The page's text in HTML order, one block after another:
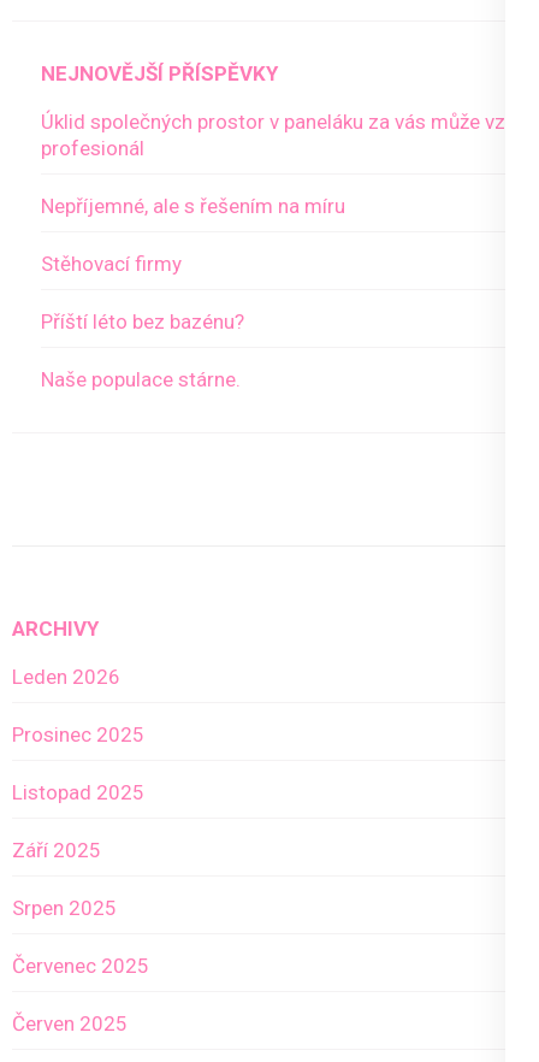
NEJNOVĚJŠÍ PŘÍSPĚVKY
Úklid společných prostor v paneláku za vás může vzít
profesionál
Nepříjemné, ale s řešením na míru
Stěhovací firmy
Příští léto bez bazénu?
Naše populace stárne.
ARCHIVY
Leden 2026
Prosinec 2025
Listopad 2025
Září 2025
Srpen 2025
Červenec 2025
Červen 2025